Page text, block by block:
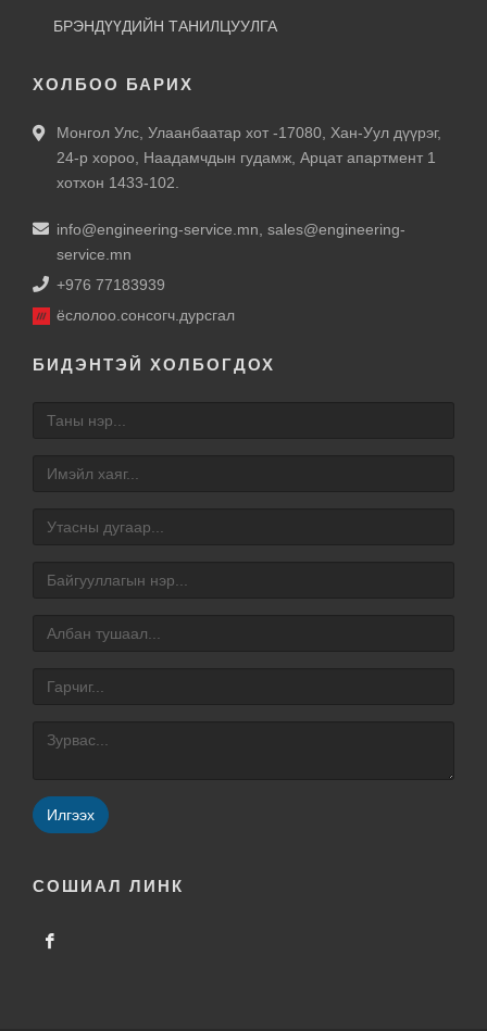
БРЭНДҮҮДИЙН ТАНИЛЦУУЛГА
ХОЛБОО БАРИХ
Монгол Улс, Улаанбаатар хот -17080, Хан-Уул дүүрэг,
24-р хороо, Наадамчдын гудамж, Арцат апартмент 1
хотхон 1433-102.
info@engineering-service.mn sales@engineering-
service.mn
+976 77183939
ёслолоо.сонсогч.дурсгал
БИДЭНТЭЙ ХОЛБОГДОХ
Илгээх
СОШИАЛ ЛИНК